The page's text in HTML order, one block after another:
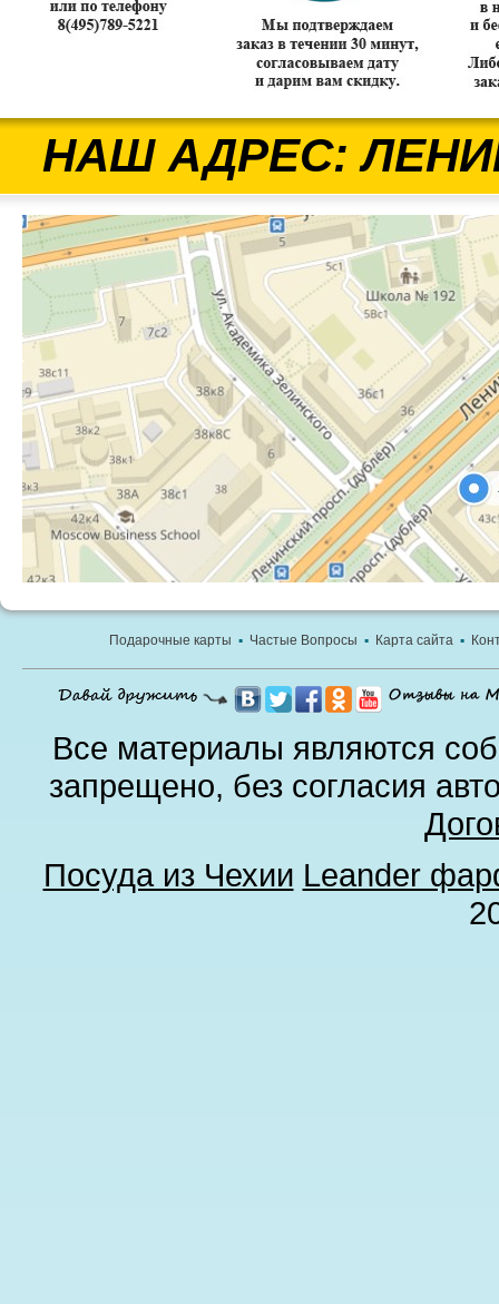
НАШ АДРЕС:
Подарочные карты ▪ Частые Вопросы ▪ Карта сайта ▪
Все материалы являются
запрещено, без согласия
Посуда из Чехии Leander